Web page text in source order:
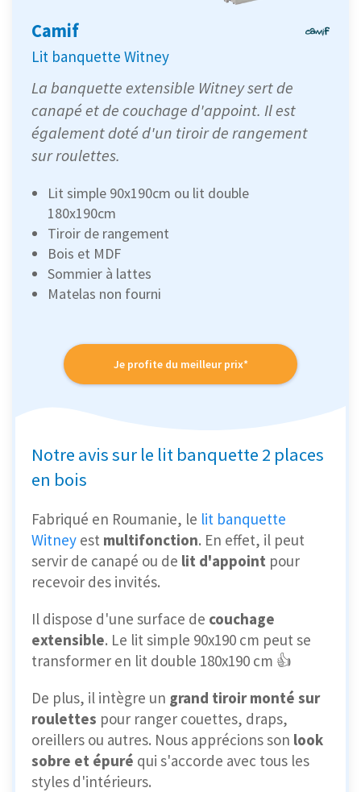
Camif
Lit banquette Witney
La banquette extensible Witney sert de
canapé et de couchage d'appoint. Il est
également doté d'un tiroir de rangement
sur roulettes.
Lit simple 90x190cm ou lit double
180x190cm
Tiroir de rangement
Bois et MDF
Sommier à lattes
Matelas non fourni
Je profite du meilleur prix*
Notre avis sur le lit banquette 2 places
en bois
Fabriqué en Roumanie, le lit banquette
Witney est multifonction. En effet, il peut
servir de canapé ou de lit d'appoint pour
recevoir des invités.
Il dispose d'une surface de couchage
extensible. Le lit simple 90x190 cm peut se
transformer en lit double 180x190 cm 👍
De plus, il intègre un grand tiroir monté sur
roulettes pour ranger couettes, draps,
oreillers ou autres. Nous apprécions son look
sobre et épuré qui s'accorde avec tous les
styles d'intérieurs.